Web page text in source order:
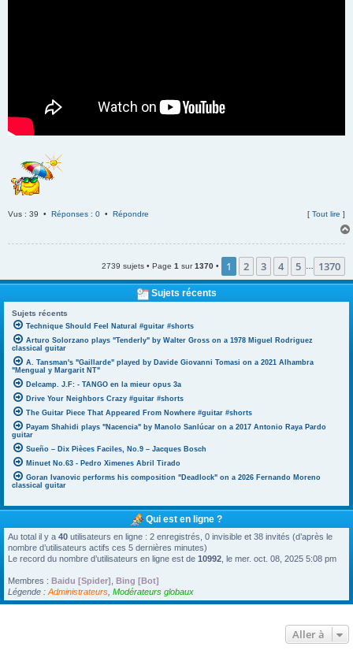
Vus : 39 • Réponses : 0 • Répondre [ Tout lire ]
2739 sujets • Page 1 sur1370 • 1 2 3 4 5 1370
Sujets récents
Sujets récents
Technique Should Feel Natural #guitar #shorts
Arturo Solorzano plays "Tenderly" by Walter Gross on a 1978 Miguel Rodriguez
classical guitar
A. Tansman's "Gaillarde" played by Davide Giovanni Tomasi on a 2021 Alhambra
"Mengual y Margarit NT"
Delcamp. J.F: - TANGO en la mieur opus 3a
Drive Your Neighbors Crazy #guitar #shorts
The Guitar Piece That Appeared From Nowhere #guitar #shorts
Payam Shahidi plays "Nacencia" by Manolo Sanlúcar on a 2017 Antonio Raya Pardo
guitar
Sueño – Dix Pièces Faciles, No.9 – Jacques Bosch
Minuet No.63 - Pedro Ximenes Abril Tirado
Goran Ivanovic performs his composition "Deadlock" on a 2026 Fernando Moreno
classical guitar
Qui est en ligne ?
Au total il y a 40 utilisateurs en ligne : 2 enregistrés, 0 invisible et 38 invités (d’après le
nombre d’utilisateurs actifs ces 5 dernières minutes)
Le record du nombre d’utilisateurs en ligne est de 10992 , le mer. oct. 08, 2025 5:08 pm
Membres : Baidu [Spider] Bing [Bot]
Légende : Administrateurs Modérateurs globaux
Aller à